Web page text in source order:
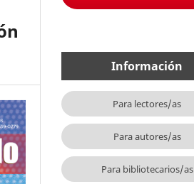
Información
Para lectores/as
Para autores/as
Para bibliotecarios/as